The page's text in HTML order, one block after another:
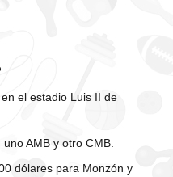
el estadio Luis II de
AMB y otro CMB.
dólares para Monzón y